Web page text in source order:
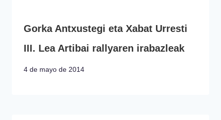
Gorka Antxustegi eta Xabat Urresti
III. Lea Artibai rallyaren irabazleak
4 de mayo de 2014